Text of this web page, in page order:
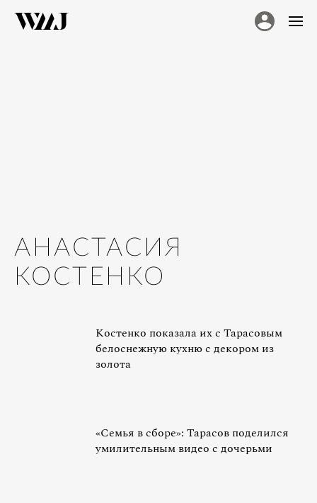
АНАСТАСИЯ
КОСТЕНКО
Костенко показала их с Тарасовым
белоснежную кухню с декором из
золота
«Семья в сборе»: Тарасов поделился
умилительным видео с дочерьми